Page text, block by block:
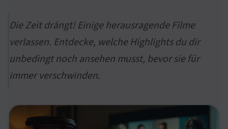
Die Zeit drängt! Einige herausragende Filme
verlassen. Entdecke, welche Highlights du dir
unbedingt noch ansehen musst, bevor sie für
immer verschwinden.